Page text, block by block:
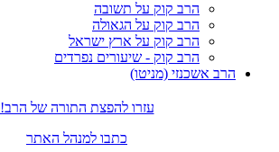
הרב קוק על תשובה
הרב קוק על הגאולה
הרב קוק על ארץ ישראל
הרב קוק - שיעורים נפרדים
הרב אשכנזי (מניטו)
עזרו להפצת התורה של הרב!
כתבו למנהל האתר